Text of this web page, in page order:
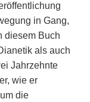
in Gang,
diesem Buch
als auch
Jahrzehnte
wie er
die